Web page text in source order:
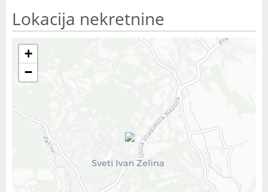
Lokacija nekretnine
+
−